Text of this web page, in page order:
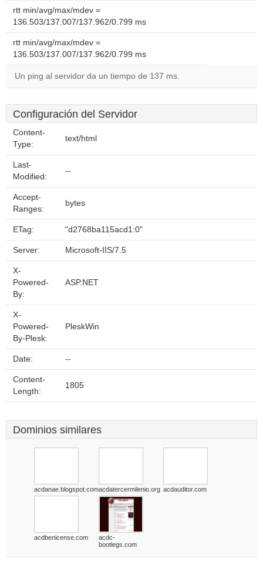
rtt min/avg/max/mdev =
136.503/137.007/137.962/0.799 ms
rtt min/avg/max/mdev =
136.503/137.007/137.962/0.799 ms
Un ping al servidor da un tiempo de 137 ms.
Configuración del Servidor
Content-
Type:
text/html
Last-
Modified:
--
Accept-
Ranges:
bytes
ETag: "d2768ba115acd1:0"
Server: Microsoft-IIS/7.5
X-
Powered-
By:
ASP.NET
X-
Powered-
By-Plesk:
PleskWin
Date: --
Content-
Length:
1805
Dominios similares
acdanae.blogspot.comacdatercermilenio.org acdauditor.com
acdbenicense.com
acdc-
bootlegs.com